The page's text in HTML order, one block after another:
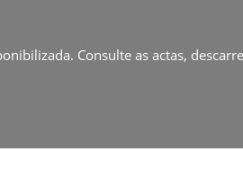
Consulte as actas,